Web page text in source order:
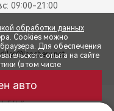
09:00-21:00
diler@lenchery.net
РУС»
обработки данных
Cookies можно
Для обеспечения
опыта на сайте
(в том числе
cookie-
авто